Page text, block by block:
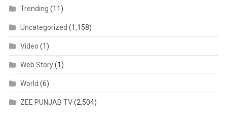
Trending (11)
Uncategorized (1,158)
Video (1)
Web Story(1)
World (6)
ZEE PUNJAB TV(2,504)